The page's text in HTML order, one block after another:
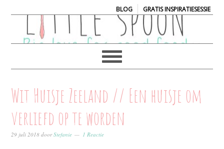
BLOG| GRATIS INSPIRATIESESSIE
Wit Huisje Zeeland // Een huisje om
verliefd op te worden
29 juli 2018 doorStefanie 1 Reactie